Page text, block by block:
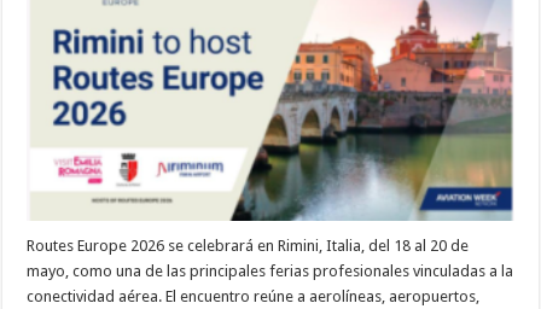
Routes Europe 2026 se celebrará en Rimini, Italia, del 18 al 20 de
mayo, como una de las principales ferias profesionales vinculadas a la
conectividad aérea. El encuentro reúne a aerolíneas, aeropuertos,